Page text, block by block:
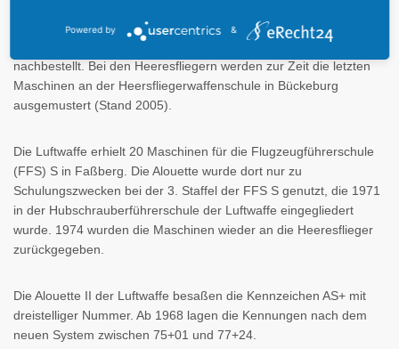
wurden 247 Exemplare vom Typ S.E.3130 in Dienst gestellt.
Später wurden nochmals 53 Stück der Variante S.A.318C
nachbestellt. Bei den Heeresfliegern werden zur Zeit die letzten
Maschinen an der Heersfliegerwaffenschule in Bückeburg
ausgemustert (Stand 2005).
Die Luftwaffe erhielt 20 Maschinen für die Flugzeugführerschule
(FFS) S in Faßberg. Die Alouette wurde dort nur zu
Schulungszwecken bei der 3. Staffel der FFS S genutzt, die 1971
in der Hubschrauberführerschule der Luftwaffe eingegliedert
wurde. 1974 wurden die Maschinen wieder an die Heeresflieger
zurückgegeben.
Die Alouette II der Luftwaffe besaßen die Kennzeichen AS+ mit
dreistelliger Nummer. Ab 1968 lagen die Kennungen nach dem
neuen System zwischen 75+01 und 77+24.
Powered by &